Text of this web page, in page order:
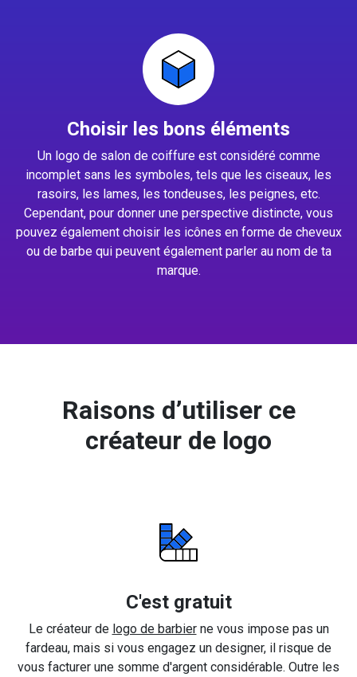
Choisir les bons éléments
Un logo de salon de coiffure est considéré comme
incomplet sans les symboles, tels que les ciseaux, les
rasoirs, les lames, les tondeuses, les peignes, etc.
Cependant, pour donner une perspective distincte, vous
pouvez également choisir les icônes en forme de cheveux
ou de barbe qui peuvent également parler au nom de ta
marque.
Raisons d’utiliser ce
créateur de logo
C'est gratuit
Le créateur de logo de barbierne vous impose pas un
fardeau, mais si vous engagez un designer, il risque de
vous facturer une somme d'argent considérable. Outre les